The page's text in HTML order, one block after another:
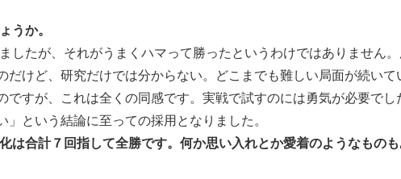
うか。
したが、それがうまくハマって勝ったというわけではありません
だけど、研究だけでは分からない。どこまでも難しい局面が続いて
ですが、これは全くの同感です。実戦で試すのには勇気が必要でし
」という結論に至っての採用となりました。
合計７回指して全勝です。何か思い入れとか愛着のようなものも